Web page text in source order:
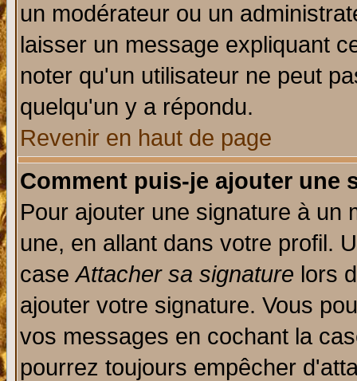
un modérateur ou un
laisser un message expliquant
noter qu'un utilisateur ne peut
quelqu'un y a répondu.
Revenir en haut de page
Comment puis-je ajouter une
Pour ajouter une signature à un
une, en allant dans votre profil.
caseAttacher sa signature lors
ajouter votre signature. Vous
vos messages en cochant la
pourrez toujours empêcher